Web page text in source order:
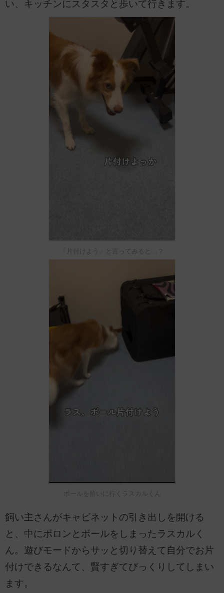
い、キッチンにスタスタと歩いて行きます。
「片付けよう」と言ってみると…？
ボールを拾いに行くラスカルくん
飼い主さんがキャビネットの引き出しを開ける
と、中にポロンとボールをしまったラスカルく
ん。遊びモードからサッと切り替えて自分でお片
付けできるなんて、賢すぎてびっくりしてしまい
ます。